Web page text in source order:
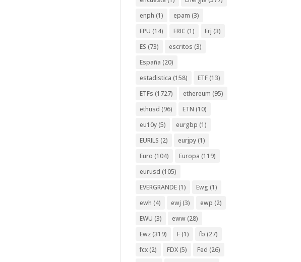
enph (1) epam (3)
EPU (14) ERIC (1) Erj (3)
ES (73) escritos (3)
España (20)
estadistica (158) ETF (13)
ETFs (1727) ethereum (95)
ethusd (96) ETN (10)
eu10y (5) eurgbp (1)
EURILS (2) eurjpy (1)
Euro (104) Europa (119)
eurusd (105)
EVERGRANDE (1) Ewg (1)
ewh (4) ewj (3) ewp (2)
EWU (3) eww (28)
Ewz (319) F (1) fb (27)
fcx (2) FDX (5) Fed (26)